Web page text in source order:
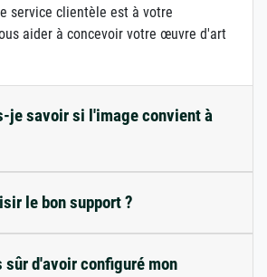
service clientèle est à votre
aider à concevoir votre œuvre d'art
je savoir si l'image convient à
le bon support ?
sûr d'avoir configuré mon